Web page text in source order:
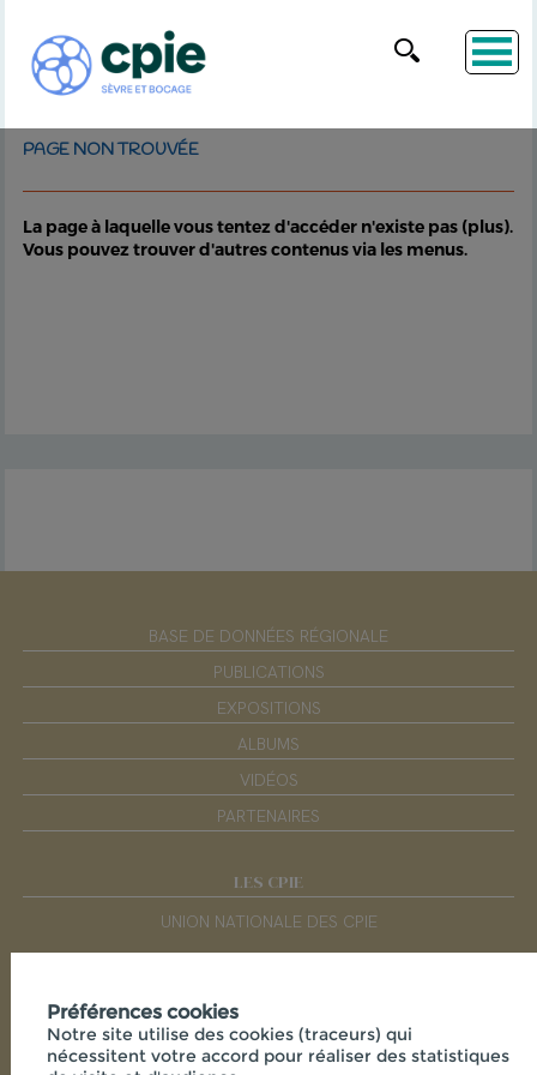
PAGE NON TROUVÉE
La page à laquelle vous tentez d'accéder n'existe pas (plus).
Vous pouvez trouver d'autres contenus via les menus.
BASE DE DONNÉES RÉGIONALE
PUBLICATIONS
EXPOSITIONS
ALBUMS
VIDÉOS
PARTENAIRES
LES CPIE
UNION NATIONALE DES CPIE
RÉSEAUX SOCIAUX
Préférences cookies
Notre site utilise des cookies (traceurs) qui
nécessitent votre accord pour réaliser des statistiques